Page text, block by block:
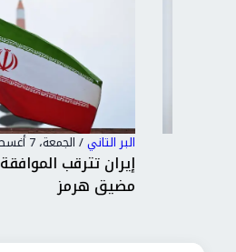
البر التاني الجمعة، 7 أغسطس 2026 11:19 م
إيران تترقب الموافقة
مضيق هرمز